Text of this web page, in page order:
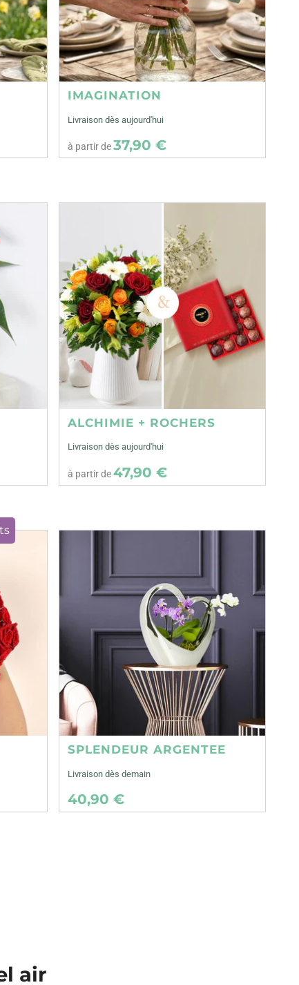
IMAGINATION
Livraison dès aujourd'hui
à partir de37,90 €
ALCHIMIE + ROCHERS
Livraison dès aujourd'hui
à partir de47,90 €
SPLENDEUR ARGENTEE
Livraison dès demain
40,90 €
air